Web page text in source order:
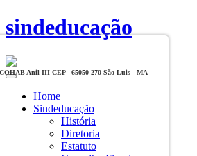
sindeducação
Toggle
navigationHome
Sindeducação
História
Diretoria
Estatuto
COHAB Anil III CEP - 65050-270 São Luis - MA